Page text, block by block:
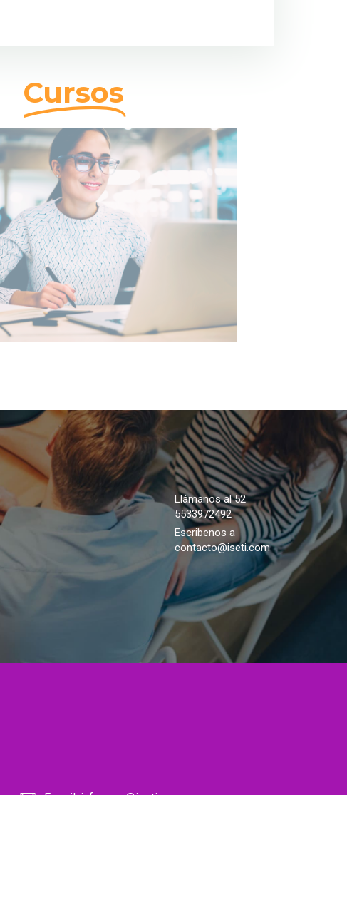
Cursos
Llámanos al 52
5533972492
Escribenos a
contacto@iseti.com
E-mail: informes@iseti.org.mx